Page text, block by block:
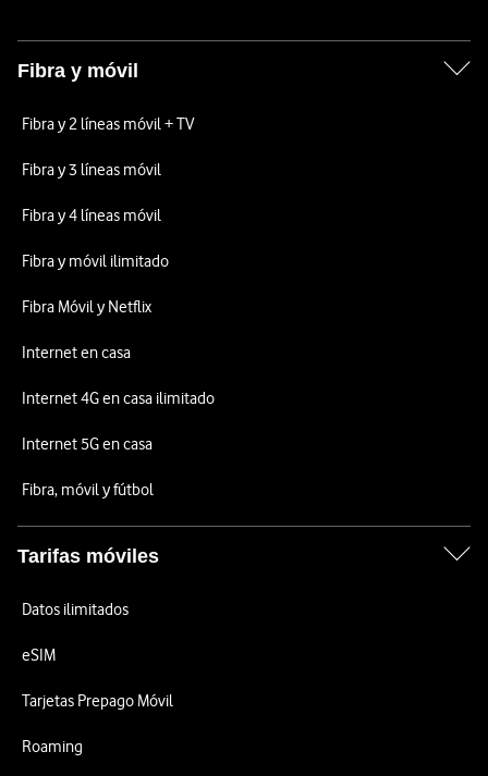
Fibra y móvil
Fibra y 2 líneas móvil + TV
Fibra y 3 líneas móvil
Fibra y 4 líneas móvil
Fibra y móvil ilimitado
Fibra Móvil y Netflix
Internet en casa
Internet 4G en casa ilimitado
Internet 5G en casa
Fibra, móvil y fútbol
Tarifas móviles
Datos ilimitados
eSIM
Tarjetas Prepago Móvil
Roaming